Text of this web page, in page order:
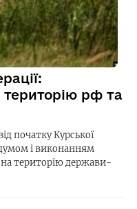
територію рф та
початку Курської
і виконанням
на територію держави-